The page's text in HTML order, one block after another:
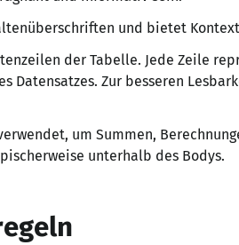
und bietet
der Tabelle. Jede Zeile
Datensatzes. Zur besseren
um Summen,
unterhalb des Bodys.